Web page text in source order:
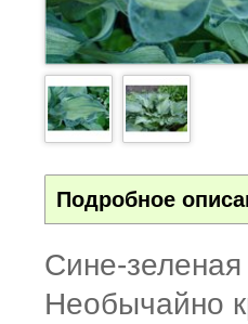
Подробное
Сине-
Необычайно